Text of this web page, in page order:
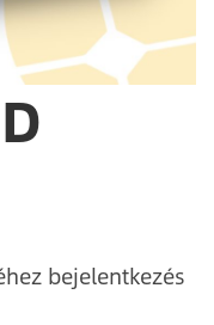
bejelentkezés